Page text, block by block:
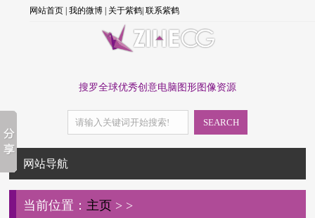
网站首页 我的微博 关于紫鹤 联系紫鹤
搜罗全球优秀创意电脑图形图像资源
SEARCH
网站导航
当前位置： 主页 > >